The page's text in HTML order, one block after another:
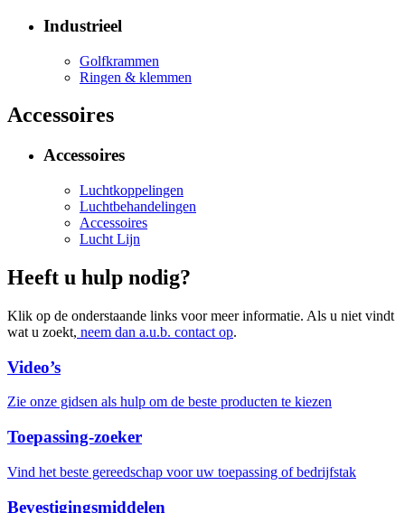
Industrieel
Golfkrammen
Ringen & klemmen
Accessoires
Accessoires
Luchtkoppelingen
Luchtbehandelingen
Accessoires
Lucht Lijn
Heeft u hulp nodig?
Klik op de onderstaande links voor meer informatie. Als u niet vindt
wat u zoekt, neem dan a.u.b. contact op.
Video’s
Zie onze gidsen als hulp om de beste producten te kiezen
Toepassing-zoeker
Vind het beste gereedschap voor uw toepassing of bedrijfstak
Bevestigingsmiddelen